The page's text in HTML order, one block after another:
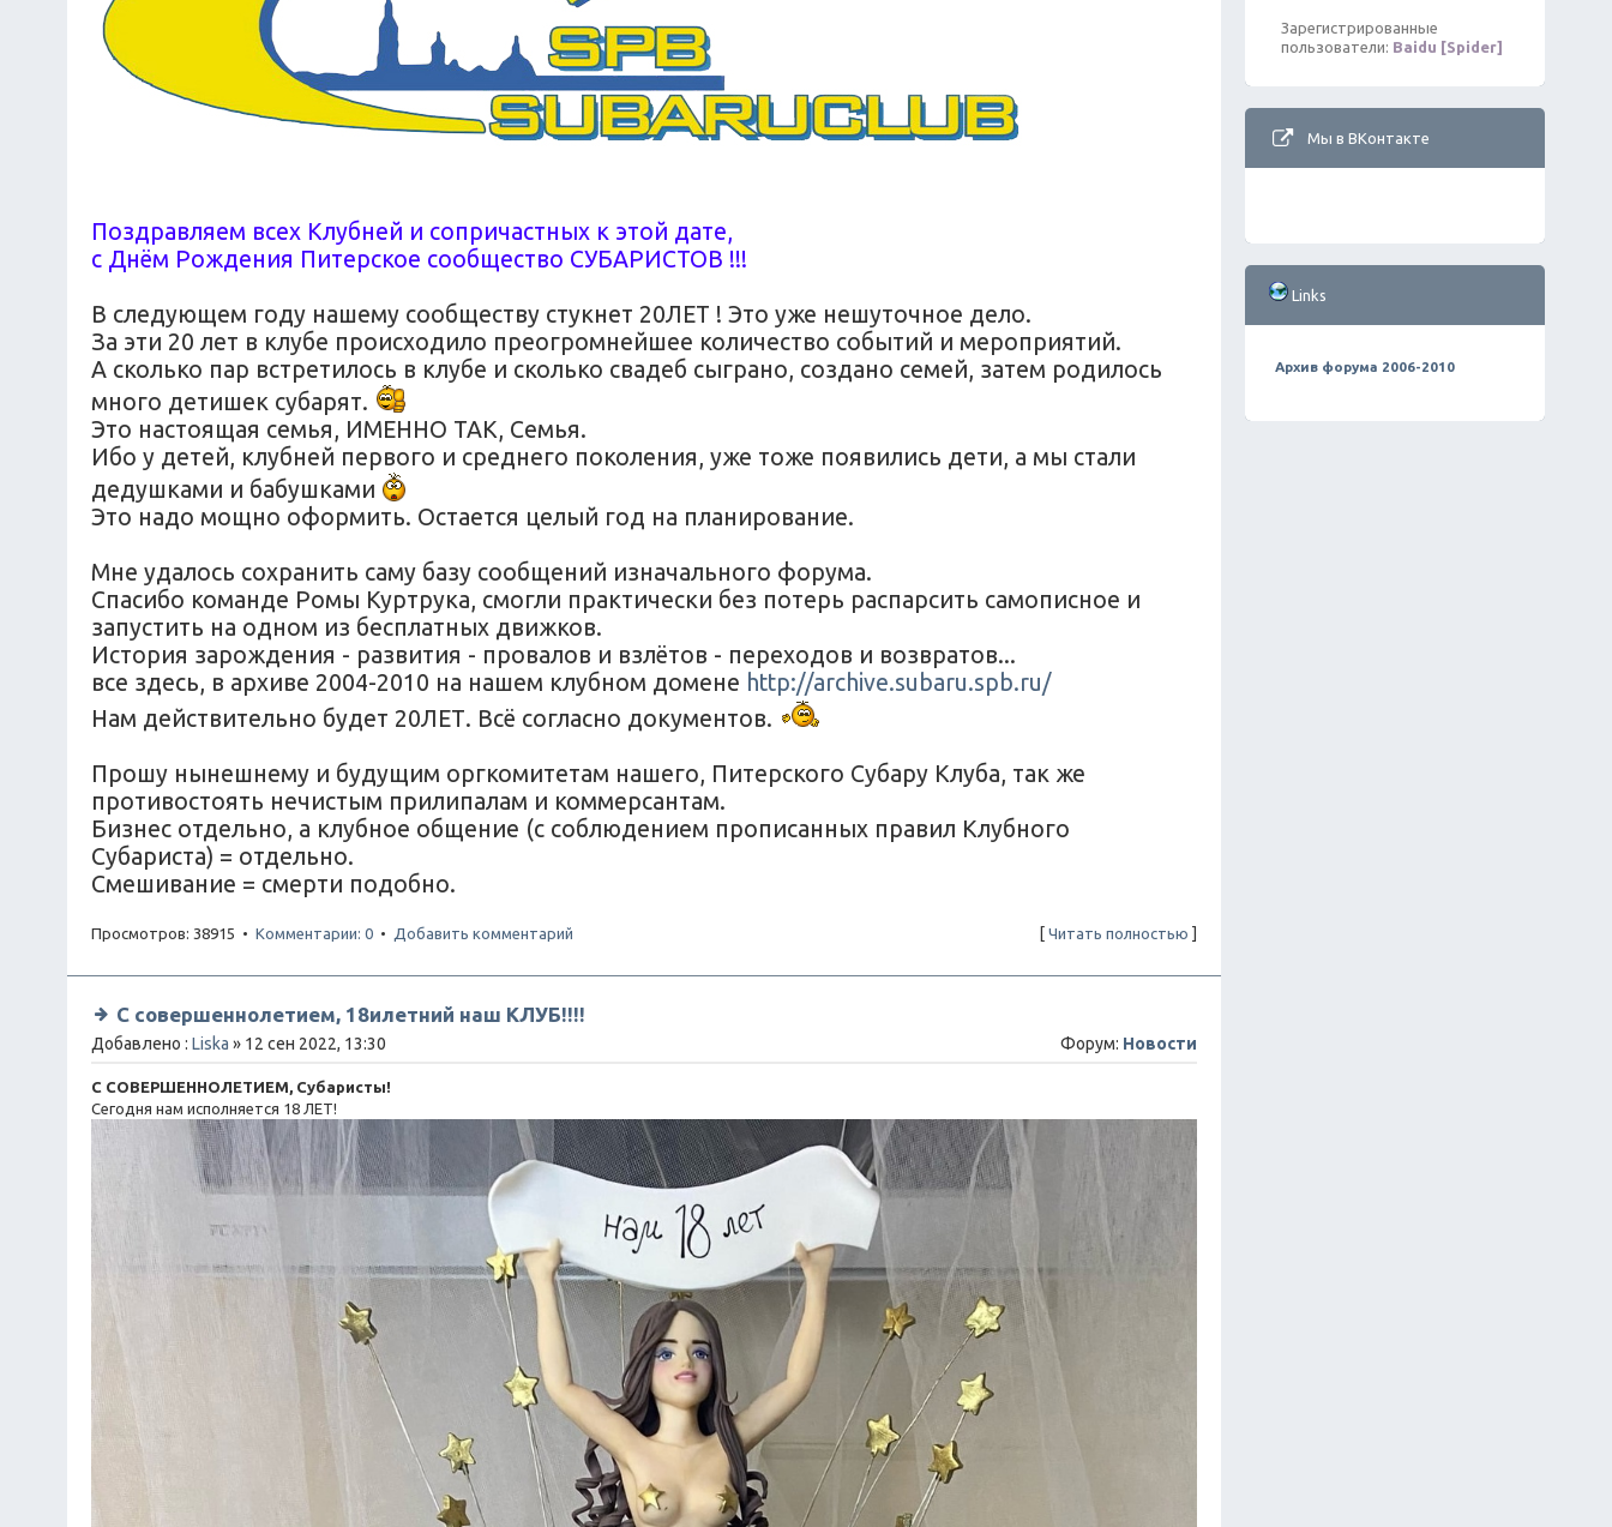
Поздравляем всех Клубней и сопричастных к этой дате,
с Днём Рождения Питерское сообщество СУБАРИСТОВ !!!
В следующем году нашему сообществу стукнет 20ЛЕТ ! Это уже нешуточное дело.
За эти 20 лет в клубе происходило преогромнейшее количество событий и мероприятий.
А сколько пар встретилось в клубе и сколько свадеб сыграно, создано семей, затем родилось
много детишек субарят.
Это настоящая семья, ИМЕННО ТАК, Семья.
Ибо у детей, клубней первого и среднего поколения, уже тоже появились дети, а мы стали
дедушками и бабушками
Это надо мощно оформить. Остается целый год на планирование.
Мне удалось сохранить саму базу сообщений изначального форума.
Спасибо команде Ромы Куртрука, смогли практически без потерь распарсить самописное и
запустить на одном из бесплатных движков.
История зарождения - развития - провалов и взлётов - переходов и возвратов...
все здесь, в архиве 2004-2010 на нашем клубном домене http://archive.subaru.spb.ru/
Нам действительно будет 20ЛЕТ. Всё согласно документов.
Прошу нынешнему и будущим оргкомитетам нашего, Питерского Субару Клуба, так же
противостоять нечистым прилипалам и коммерсантам.
Бизнес отдельно, а клубное общение (с соблюдением прописанных правил Клубного
Субариста) = отдельно.
Смешивание = смерти подобно.
Просмотров: 38915 • Комментарии: 0 • Добавить комментарий [ Читать полностью ]
С совершеннолетием, 18илетний наш КЛУБ!!!!
Добавлено : Liska » 12 сен 2022, 13:30 Форум: Новости
С СОВЕРШЕННОЛЕТИЕМ, Субаристы!
Сегодня нам исполняется 18 ЛЕТ!
Зарегистрированные
пользователи: Baidu [Spider]
Мы в ВКонтакте
Links
Архив форума 2006-2010